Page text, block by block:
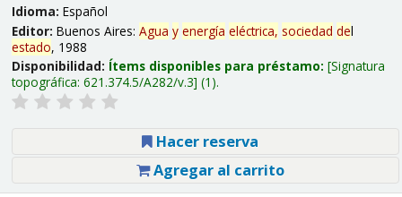
Idioma: Español
Editor: Buenos Aires: Agua y energía eléctrica, sociedad del
estado, 1988
Disponibilidad: Ítems disponibles para préstamo: Signatura
topográfica: 621.374.5/A282/v.3 (1).
Hacer reserva
Agregar al carrito